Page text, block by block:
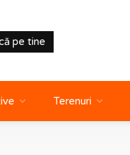
pe tine
Terenuri